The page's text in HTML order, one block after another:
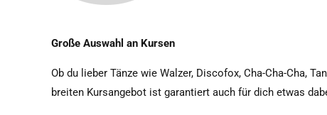
Große Auswahl an Kursen
Ob du lieber Tänze wie Walzer, Discofox, Cha-Cha-Cha,
breiten Kursangebot ist garantiert auch für dich etwas